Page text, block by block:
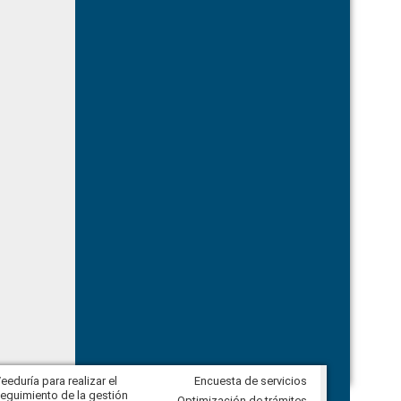
para realizar el
de la gestión
Veeduría para vigilar los acuerdos,
derivados de la Audiencia Pública
Encuesta de servicios